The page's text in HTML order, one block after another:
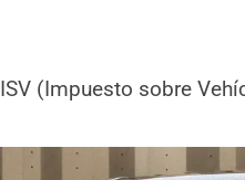
(Impuesto sobre